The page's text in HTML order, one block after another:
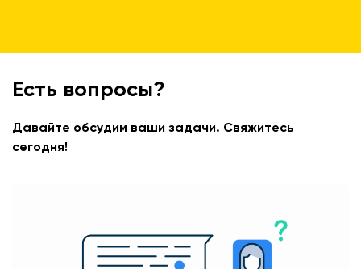
Есть вопросы?
Давайте обсудим ваши задачи. Свяжитесь
сегодня!